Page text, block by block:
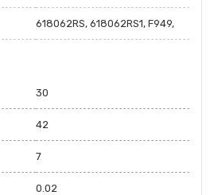
618062RS, 618062RS1, F949,
30
42
7
0.02